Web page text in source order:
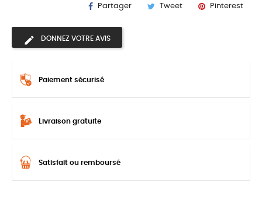
Partager Tweet Pinterest
DONNEZ VOTRE AVIS
Paiement sécurisé
Livraison gratuite
Satisfait ou remboursé